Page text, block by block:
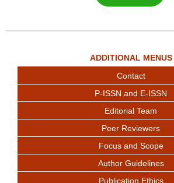
ADDITIONAL MENUS
Contact
P-ISSN and E-ISSN
Editorial Team
Peer Reviewers
Focus and Scope
Author Guidelines
Publication Ethics